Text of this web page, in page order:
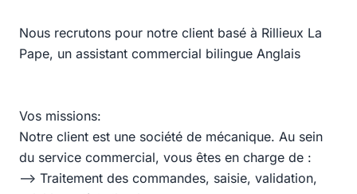
Nous recrutons pour notre client basé à Rillieux La
Pape, un assistant commercial bilingue Anglais
Vos missions:
Notre client est une société de mécanique. Au sein
du service commercial, vous êtes en charge de :
--> Traitement des commandes, saisie, validation,